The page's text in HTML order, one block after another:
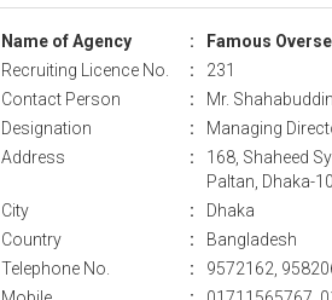
Name of Agency :
Famous
Recruiting Licence No.
:
231
Contact Person
:
Mr.
Designation
:
Managing
Address
:
168, Shaheed
Paltan, Dhaka-
City
:
Dhaka
Country
:
Bangladesh
Telephone No.
:
9572162,